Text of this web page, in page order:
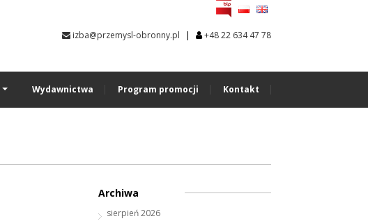
izba@przemysl-obronny.pl | +48 22 634 47 78
Wydawnictwa Program promocji Kontakt
Archiwa
sierpień 2026